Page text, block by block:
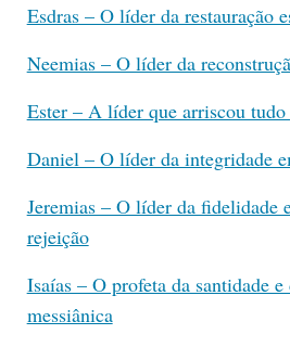
Esdras – O líder da restauração
Neemias – O líder da
Ester – A líder que arriscou tudo
Daniel – O líder da integridade
Jeremias – O líder da fidelidade
rejeição
Isaías – O profeta da santidade e
messiânica